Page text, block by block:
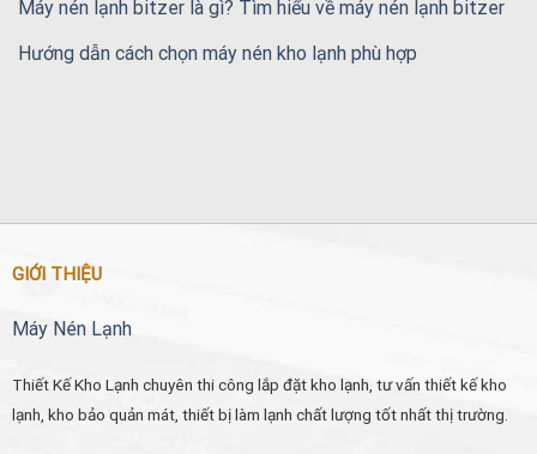
Máy nén lạnh bitzer là gì? Tìm hiểu về máy nén lạnh bitzer
Hướng dẫn cách chọn máy nén kho lạnh phù hợp
GIỚI THIỆU
Máy Nén Lạnh
Thiết Kế Kho Lạnh chuyên thi công lắp đặt kho lạnh, tư vấn thiết kế kho
lạnh, kho bảo quản mát, thiết bị làm lạnh chất lượng tốt nhất thị trường.